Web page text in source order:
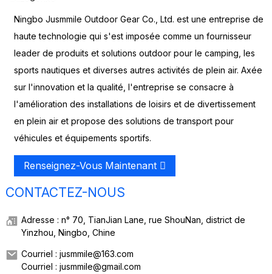
Ningbo Jusmmile Outdoor Gear Co., Ltd. est une entreprise de
haute technologie qui s'est imposée comme un fournisseur
leader de produits et solutions outdoor pour le camping, les
sports nautiques et diverses autres activités de plein air. Axée
sur l'innovation et la qualité, l'entreprise se consacre à
l'amélioration des installations de loisirs et de divertissement
en plein air et propose des solutions de transport pour
véhicules et équipements sportifs.
Renseignez-Vous Maintenant
CONTACTEZ-NOUS
Adresse : n° 70, TianJian Lane, rue ShouNan, district de
Yinzhou, Ningbo, Chine
Courriel : jusmmile@163.com
Courriel : jusmmile@gmail.com